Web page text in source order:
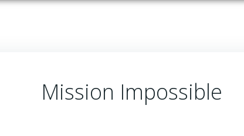
Mission Impossible